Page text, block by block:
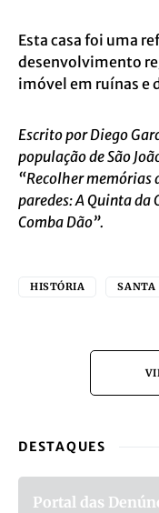
Esta casa foi uma
desenvolvimento
imóvel em ruínas e
Escrito por Diego
população de São
“Recolher memórias
paredes: A Quinta da
Comba Dão”.
HISTÓRIA SANTA
DESTAQUES
Portal das